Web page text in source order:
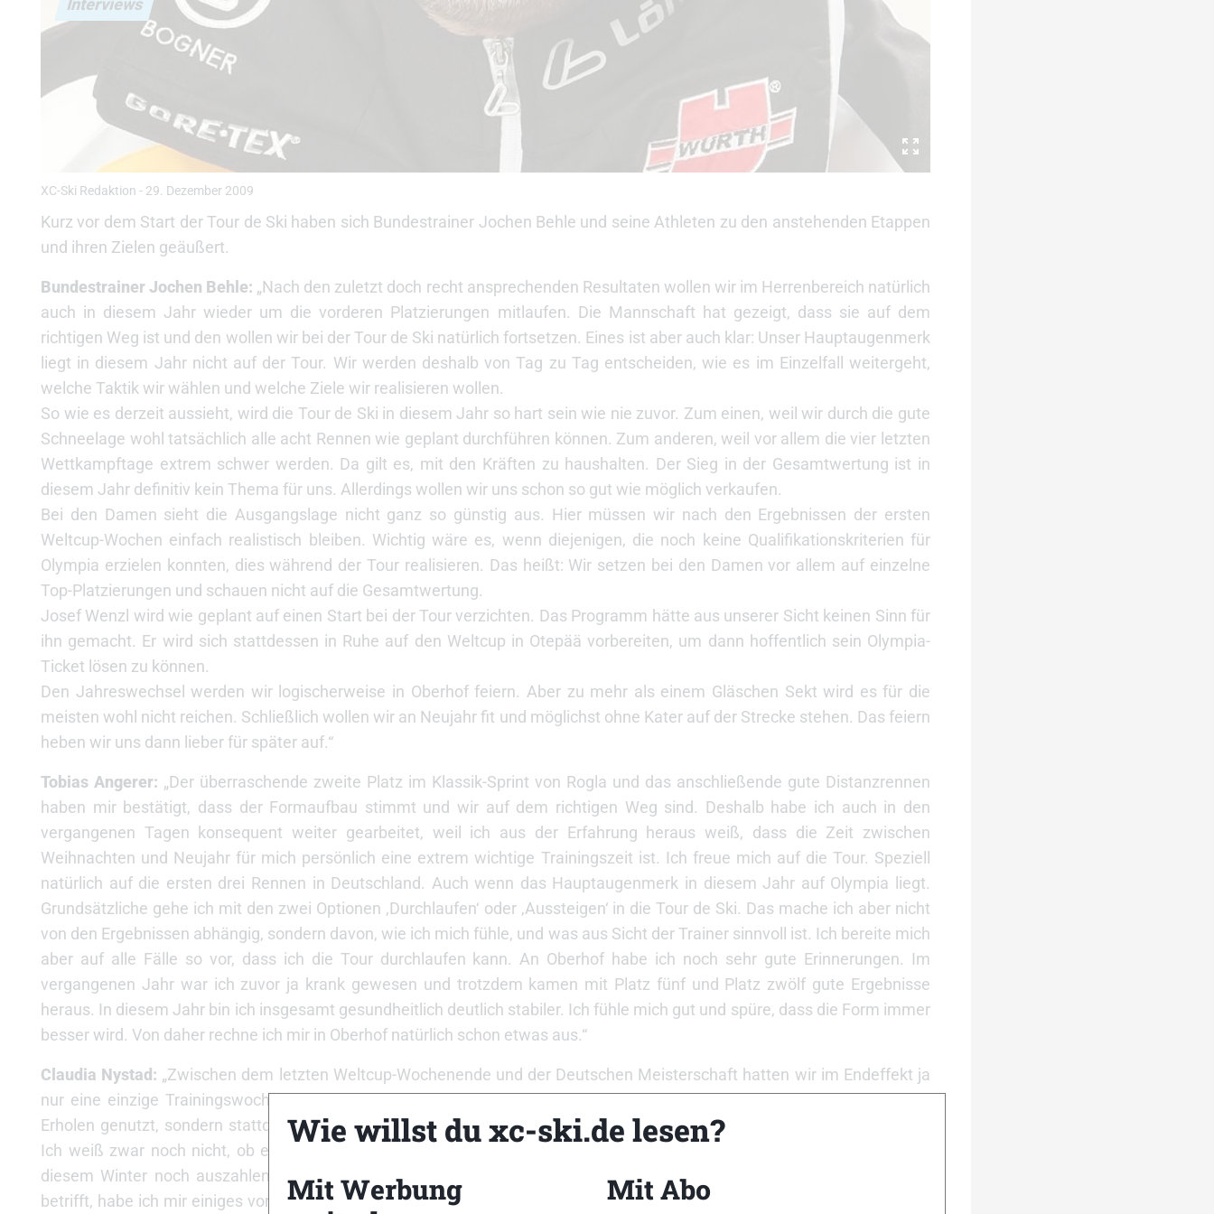
XC-Ski Redaktion - 29. Dezember 2009
Kurz vor dem Start der Tour de Ski haben sich Bundestrainer Jochen Behle und seine Athleten zu den anstehenden Etappen
und ihren Zielen geäußert.
Bundestrainer Jochen Behle: „Nach den zuletzt doch recht ansprechenden Resultaten wollen wir im Herrenbereich natürlich
auch in diesem Jahr wieder um die vorderen Platzierungen mitlaufen. Die Mannschaft hat gezeigt, dass sie auf dem
richtigen Weg ist und den wollen wir bei der Tour de Ski natürlich fortsetzen. Eines ist aber auch klar: Unser Hauptaugenmerk
liegt in diesem Jahr nicht auf der Tour. Wir werden deshalb von Tag zu Tag entscheiden, wie es im Einzelfall weitergeht,
welche Taktik wir wählen und welche Ziele wir realisieren wollen.
So wie es derzeit aussieht, wird die Tour de Ski in diesem Jahr so hart sein wie nie zuvor. Zum einen, weil wir durch die gute
Schneelage wohl tatsächlich alle acht Rennen wie geplant durchführen können. Zum anderen, weil vor allem die vier letzten
Wettkampftage extrem schwer werden. Da gilt es, mit den Kräften zu haushalten. Der Sieg in der Gesamtwertung ist in
diesem Jahr definitiv kein Thema für uns. Allerdings wollen wir uns schon so gut wie möglich verkaufen.
Bei den Damen sieht die Ausgangslage nicht ganz so günstig aus. Hier müssen wir nach den Ergebnissen der ersten
Weltcup-Wochen einfach realistisch bleiben. Wichtig wäre es, wenn diejenigen, die noch keine Qualifikationskriterien für
Olympia erzielen konnten, dies während der Tour realisieren. Das heißt: Wir setzen bei den Damen vor allem auf einzelne
Top-Platzierungen und schauen nicht auf die Gesamtwertung.
Josef Wenzl wird wie geplant auf einen Start bei der Tour verzichten. Das Programm hätte aus unserer Sicht keinen Sinn für
ihn gemacht. Er wird sich stattdessen in Ruhe auf den Weltcup in Otepää vorbereiten, um dann hoffentlich sein Olympia-
Ticket lösen zu können.
Den Jahreswechsel werden wir logischerweise in Oberhof feiern. Aber zu mehr als einem Gläschen Sekt wird es für die
meisten wohl nicht reichen. Schließlich wollen wir an Neujahr fit und möglichst ohne Kater auf der Strecke stehen. Das feiern
heben wir uns dann lieber für später auf.“
Tobias Angerer: „Der überraschende zweite Platz im Klassik-Sprint von Rogla und das anschließende gute Distanzrennen
haben mir bestätigt, dass der Formaufbau stimmt und wir auf dem richtigen Weg sind. Deshalb habe ich auch in den
vergangenen Tagen konsequent weiter gearbeitet, weil ich aus der Erfahrung heraus weiß, dass die Zeit zwischen
Weihnachten und Neujahr für mich persönlich eine extrem wichtige Trainingszeit ist. Ich freue mich auf die Tour. Speziell
natürlich auf die ersten drei Rennen in Deutschland. Auch wenn das Hauptaugenmerk in diesem Jahr auf Olympia liegt.
Grundsätzliche gehe ich mit den zwei Optionen ‚Durchlaufen‘ oder ‚Aussteigen‘ in die Tour de Ski. Das mache ich aber nicht
von den Ergebnissen abhängig, sondern davon, wie ich mich fühle, und was aus Sicht der Trainer sinnvoll ist. Ich bereite mich
aber auf alle Fälle so vor, dass ich die Tour durchlaufen kann. An Oberhof habe ich noch sehr gute Erinnerungen. Im
vergangenen Jahr war ich zuvor ja krank gewesen und trotzdem kamen mit Platz fünf und Platz zwölf gute Ergebnisse
heraus. In diesem Jahr bin ich insgesamt gesundheitlich deutlich stabiler. Ich fühle mich gut und spüre, dass die Form immer
besser wird. Von daher rechne ich mir in Oberhof natürlich schon etwas aus.“
Claudia Nystad: „Zwischen dem letzten Weltcup-Wochenende und der Deutschen Meisterschaft hatten wir im Endeffekt ja
nur eine einzige Trainingswoche zur Verfügung. Die habe ich – im Gegensatz zu den vergangenen Jahren – nicht zum
Erholen genutzt, sondern stattdessen ein ziemlich hartes Trainingsprogramm mit sehr viel Techniktraining durchgezogen.
Ich weiß zwar noch nicht, ob es schon in Oberhof zum Tragen kommt, aber ich bin mir sicher, dass sich die Plackerei in
diesem Winter noch auszahlen wird. Die Tour de Ski hat diesmal nicht die höchste Priorität, aber speziell was Oberhof
betrifft, habe ich mir einiges vorgenommen. Die drei Prologe, die es bisher im Weltcup gab, konnte ich alle gewinnen. Wäre
Wie willst du xc-ski.de lesen?
Mit Werbung
Mit Abo